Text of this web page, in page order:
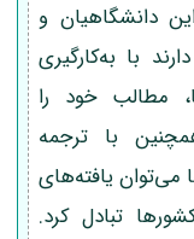
دانشگاهیان و
با به‌کارگیری
مطالب خود را
با ترجمه
می‌توان یافته‌های
تبادل کرد.